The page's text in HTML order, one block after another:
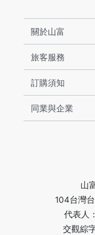
山
104台灣
代表人
交觀綜
關於山富
旅客服務
訂購須知
同業與企業